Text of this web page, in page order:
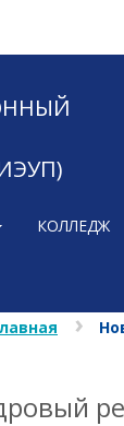
КОЛЛЕДЖ